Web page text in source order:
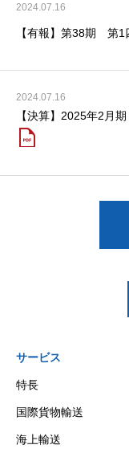
2024.07.16
【有報】第38期 第1
2024.07.16
【決算】2025年2月
サービス
特長
国際貨物輸送
海上輸送